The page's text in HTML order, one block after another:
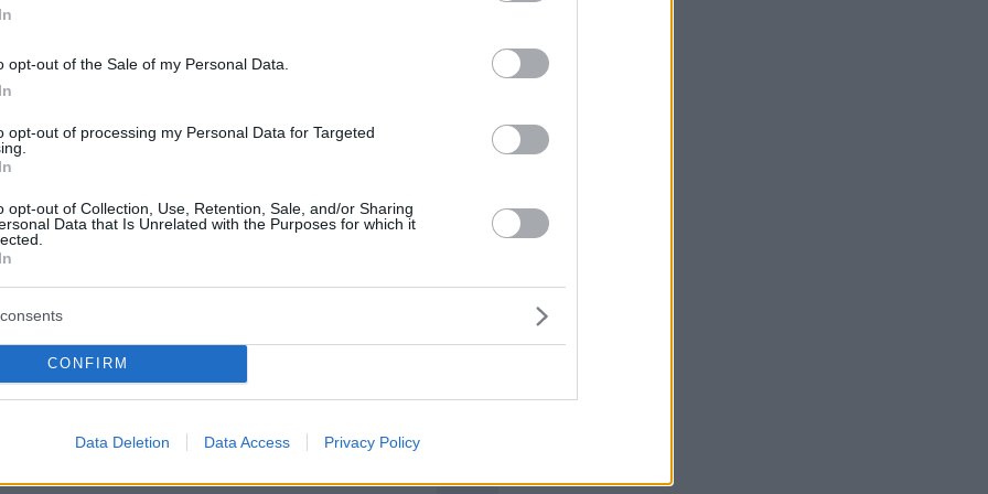
opt-out of the Sale of my Personal Data.
opt-out of processing my Personal Data for Targeted
opt-out of Collection, Use, Retention, Sale, and/or Sharing
Data that Is Unrelated with the Purposes for which it
CONFIRM
Data Deletion Data Access Privacy Policy
ΣΧΟΛΙΟΥ